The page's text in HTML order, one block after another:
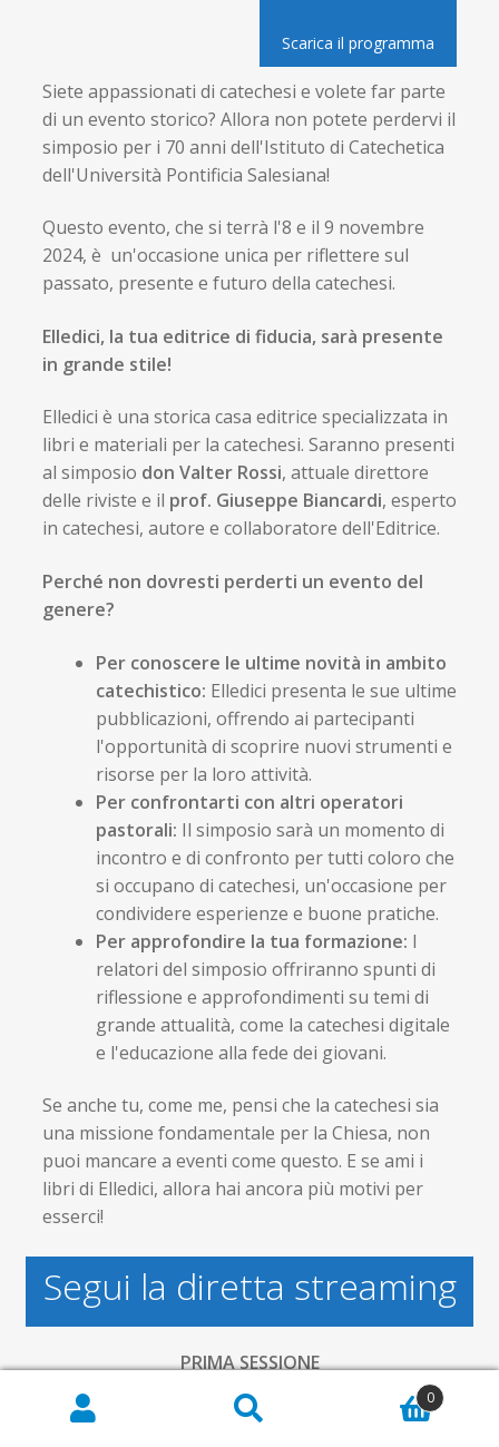
Scarica il programma
Siete appassionati di catechesi e volete far parte
di un evento storico? Allora non potete perdervi il
simposio per i 70 anni dell'Istituto di Catechetica
dell'Università Pontificia Salesiana!
Questo evento, che si terrà l'8 e il 9 novembre
2024, è un'occasione unica per riflettere sul
passato, presente e futuro della catechesi.
Elledici, la tua editrice di fiducia, sarà presente
in grande stile!
Elledici è una storica casa editrice specializzata in
libri e materiali per la catechesi. Saranno presenti
al simposio don Valter Rossi, attuale direttore
delle riviste e il prof. Giuseppe Biancardi, esperto
in catechesi, autore e collaboratore dell'Editrice.
Perché non dovresti perderti un evento del
genere?
Per conoscere le ultime novità in ambito
catechistico: Elledici presenta le sue ultime
pubblicazioni, offrendo ai partecipanti
l'opportunità di scoprire nuovi strumenti e
risorse per la loro attività.
Per confrontarti con altri operatori
pastorali: Il simposio sarà un momento di
incontro e di confronto per tutti coloro che
si occupano di catechesi, un'occasione per
condividere esperienze e buone pratiche.
Per approfondire la tua formazione: I
relatori del simposio offriranno spunti di
riflessione e approfondimenti su temi di
grande attualità, come la catechesi digitale
e l'educazione alla fede dei giovani.
Se anche tu, come me, pensi che la catechesi sia
una missione fondamentale per la Chiesa, non
puoi mancare a eventi come questo. E se ami i
libri di Elledici, allora hai ancora più motivi per
esserci!
Segui la diretta streaming
PRIMA SESSIONE
8/11/2024 – h. 9:00-13:00
0